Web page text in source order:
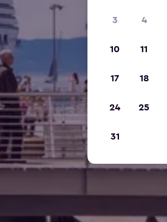
3 4
10 11
17 18
24 25
31